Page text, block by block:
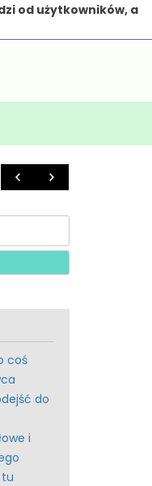
od użytkowników, a
coś
do
i